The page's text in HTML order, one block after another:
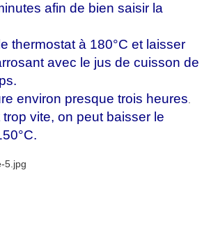
afin de bien saisir la
thermostat à 180°C et laisser
avec le jus de cuisson de
environ presque trois heures
vite, on peut baisser le